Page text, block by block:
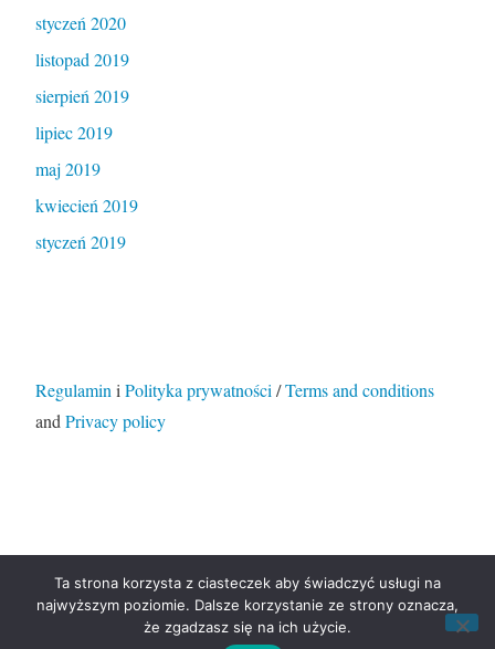
styczeń 2020
listopad 2019
sierpień 2019
lipiec 2019
maj 2019
kwiecień 2019
styczeń 2019
Regulamin i Polityka prywatności /Terms and conditions
and Privacy policy
Dumnie wspierane przez WordPressa |Motyw:
Independent Publisher 2. Autor motywu:
Raam Dev
Ta strona korzysta z ciasteczek aby świadczyć usługi na
najwyższym poziomie. Dalsze korzystanie ze strony oznacza,
że zgadzasz się na ich użycie.